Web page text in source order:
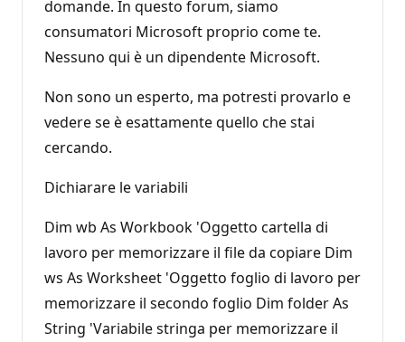
domande. In questo forum, siamo
consumatori Microsoft proprio come te.
Nessuno qui è un dipendente Microsoft.
Non sono un esperto, ma potresti provarlo e
vedere se è esattamente quello che stai
cercando.
Dichiarare le variabili
Dim wb As Workbook 'Oggetto cartella di
lavoro per memorizzare il file da copiare Dim
ws As Worksheet 'Oggetto foglio di lavoro per
memorizzare il secondo foglio Dim folder As
String 'Variabile stringa per memorizzare il